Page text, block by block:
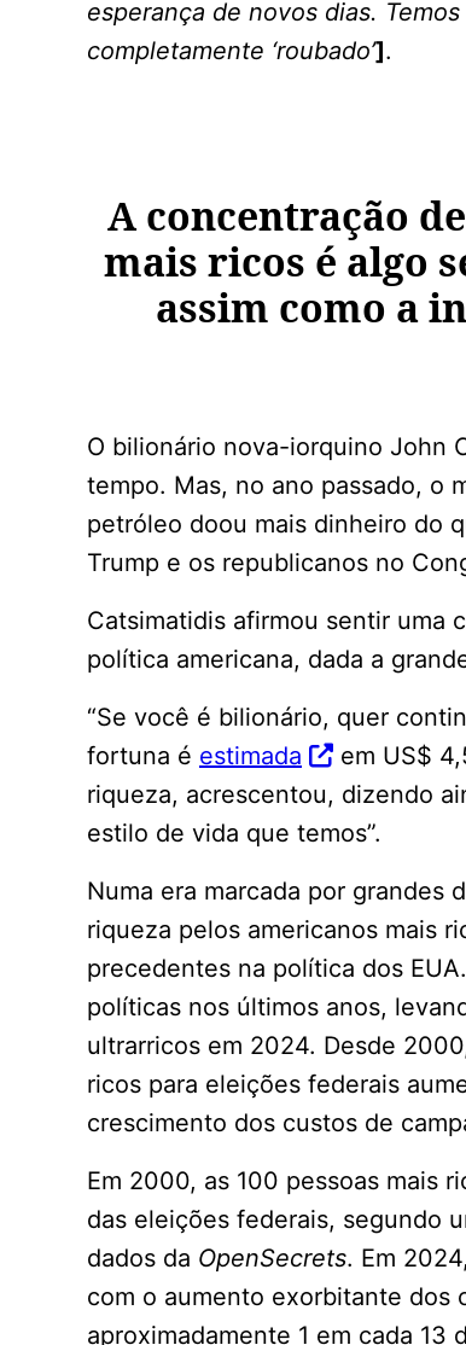
esperança de novos dias.
completamente ‘roubado’].
A concentração
mais ricos é algo
assim como a
O bilionário nova-iorquino John
tempo. Mas, no ano passado, o
petróleo doou mais dinheiro do
Trump e os republicanos no
Catsimatidis afirmou sentir uma
política americana, dada a
“Se você é bilionário, quer
fortuna é estimada
em US$
riqueza, acrescentou, dizendo
estilo de vida que temos”.
Numa era marcada por grandes
riqueza pelos americanos mais
precedentes na política dos
políticas nos últimos anos,
ultrarricos em 2024. Desde
ricos para eleições federais
crescimento dos custos de
Em 2000, as 100 pessoas mais
das eleições federais, segundo
dados da OpenSecrets. Em
com o aumento exorbitante dos
aproximadamente 1 em cada 13